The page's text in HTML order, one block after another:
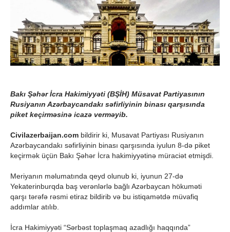
Bakı Şəhər İcra Hakimiyyəti (BŞİH) Müsavat Partiyasının
Rusiyanın Azərbaycandakı səfirliyinin binası qarşısında
piket keçirməsinə icazə verməyib.
Civilazerbaijan.com bildirir ki, Musavat Partiyası Rusiyanın
Azərbaycandakı səfirliyinin binası qarşısında iyulun 8-də piket
keçirmək üçün Bakı Şəhər İcra hakimiyyətinə müraciət etmişdi.
Meriyanın məlumatında qeyd olunub ki, iyunun 27-də
Yekaterinburqda baş verənlərlə bağlı Azərbaycan hökuməti
qarşı tərəfə rəsmi etiraz bildirib və bu istiqamətdə müvafiq
addımlar atılıb.
İcra Hakimiyyəti “Sərbəst toplaşmaq azadlığı haqqında”